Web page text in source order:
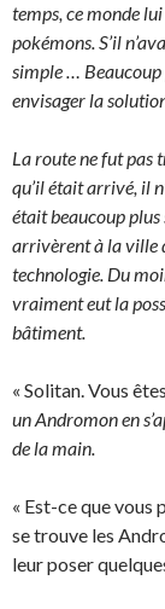
temps, ce monde
pokémons. S’il
simple … Beaucoup
envisager la
La route ne fut pas
qu’il était arrivé, il
était beaucoup
arrivèrent à la ville
technologie. Du
vraiment eut la
bâtiment.
« Solitan. Vous
un Andromon en
de la main.
« Est-ce que vous
se trouve les
leur poser